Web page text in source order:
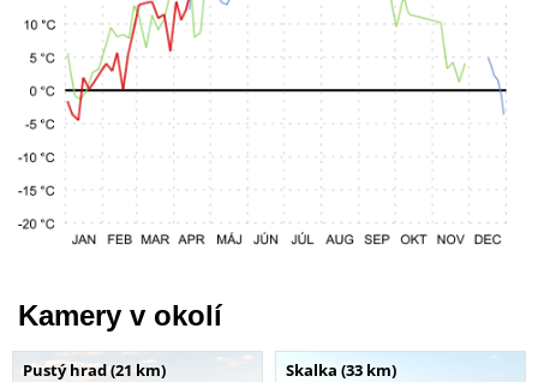
Kamery v okolí
Pustý hrad (21 km) Skalka (33 km)